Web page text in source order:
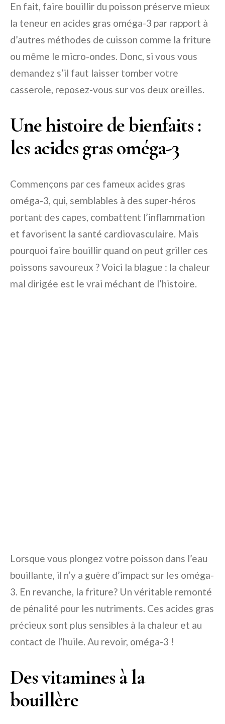
En fait, faire bouillir du poisson préserve mieux
la teneur en acides gras oméga-3 par rapport à
d’autres méthodes de cuisson comme la friture
ou même le micro-ondes. Donc, si vous vous
demandez s’il faut laisser tomber votre
casserole, reposez-vous sur vos deux oreilles.
Une histoire de bienfaits :
les acides gras oméga-3
Commençons par ces fameux acides gras
oméga-3, qui, semblables à des super-héros
portant des capes, combattent l’inflammation
et favorisent la santé cardiovasculaire. Mais
pourquoi faire bouillir quand on peut griller ces
poissons savoureux ? Voici la blague : la chaleur
mal dirigée est le vrai méchant de l’histoire.
Lorsque vous plongez votre poisson dans l’eau
bouillante, il n’y a guère d’impact sur les oméga-
3. En revanche, la friture? Un véritable remonté
de pénalité pour les nutriments. Ces acides gras
précieux sont plus sensibles à la chaleur et au
contact de l’huile. Au revoir, oméga-3 !
Des vitamines à la
bouillère